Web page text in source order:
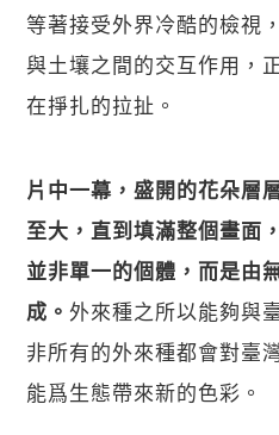
等著接受外界冷酷的檢視
與土壤之間的交互作用，
在掙扎的拉扯。
片中一幕，盛開的花朵層
至大，直到填滿整個畫面
並非單一的個體，而是由
成。 外來種之所以能夠與
非所有的外來種都會對臺
能爲生態帶來新的色彩。